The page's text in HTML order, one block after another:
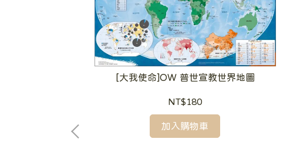
[大我使命]OW 普世宣教世界地圖
NT$180
加入購物車